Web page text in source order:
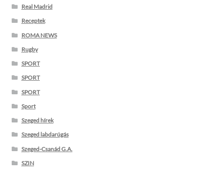
Real Madrid
Receptek
ROMA NEWS
Rugby
SPORT
SPORT
SPORT
Sport
Szeged hírek
Szeged labdarúgás
Szeged-Csanád G.A.
SZIN